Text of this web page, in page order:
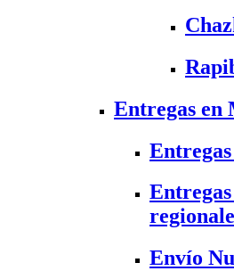
Entregas en
Envío